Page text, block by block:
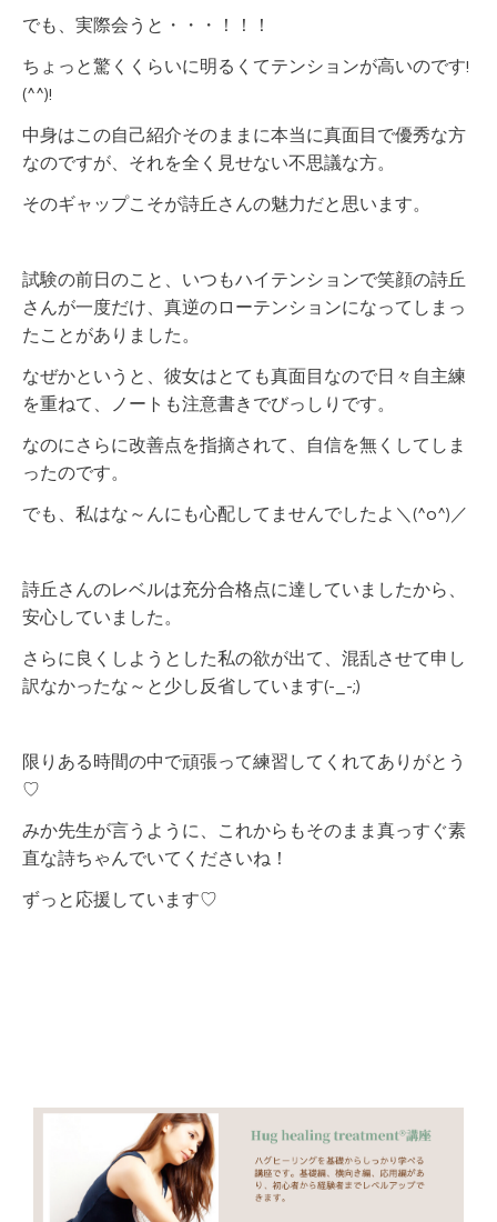
でも、実際会うと・・・！！！
ちょっと驚くくらいに明るくてテンションが高いのです!
(^^)!
中身はこの自己紹介そのままに本当に真面目で優秀な方
なのですが、それを全く見せない不思議な方。
そのギャップこそが詩丘さんの魅力だと思います。
試験の前日のこと、いつもハイテンションで笑顔の詩丘
さんが一度だけ、真逆のローテンションになってしまっ
たことがありました。
なぜかというと、彼女はとても真面目なので日々自主練
を重ねて、ノートも注意書きでびっしりです。
なのにさらに改善点を指摘されて、自信を無くしてしま
ったのです。
でも、 私はな～んにも心配してませんでしたよ＼(^o^)／
詩丘さんのレベルは充分合格点に達していましたから、
安心していました。
さらに良くしようとした私の欲が出て、混乱させて申し
訳なかったな～と少し反省しています(-_-;)
限りある時間の中で頑張って練習してくれてありがとう
♡
みか先生が言うように、これからもそのまま真っすぐ素
直な詩ちゃんでいてくださいね！
ずっと応援しています♡